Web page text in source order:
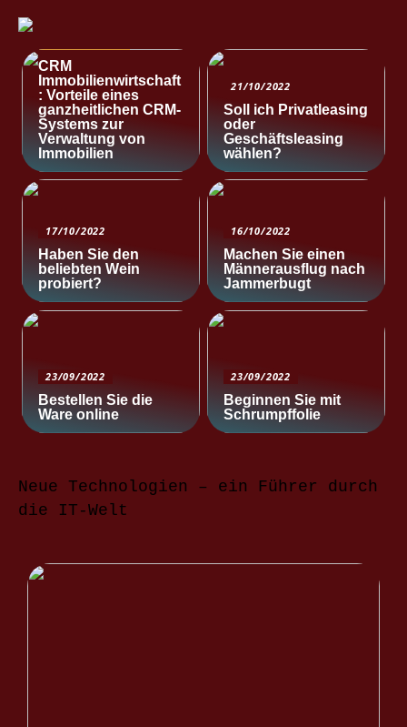
CRM
Immobilienwirtschaft
: Vorteile eines
ganzheitlichen CRM-
Systems zur
Verwaltung von
Immobilien
21/10/2022
Soll ich Privatleasing
oder
Geschäftsleasing
wählen?
17/10/2022
Haben Sie den
beliebten Wein
probiert?
16/10/2022
Machen Sie einen
Männerausflug nach
Jammerbugt
23/09/2022
Bestellen Sie die
Ware online
23/09/2022
Beginnen Sie mit
Schrumpffolie
Neue Technologien – ein Führer durch
die IT-Welt